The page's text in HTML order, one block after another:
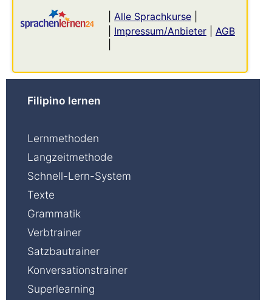
Alle Sprachkurse
Impressum/Anbieter
AGB
Filipino lernen
Lernmethoden
Langzeitmethode
Schnell-Lern-System
Texte
Grammatik
Verbtrainer
Satzbautrainer
Konversationstrainer
Superlearning